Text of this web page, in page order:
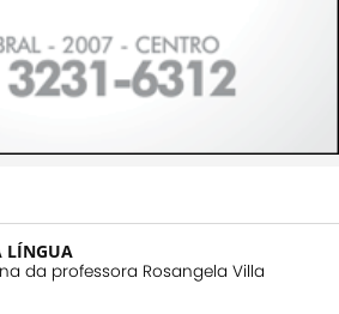
LÍNGUA
da professora Rosangela Villa